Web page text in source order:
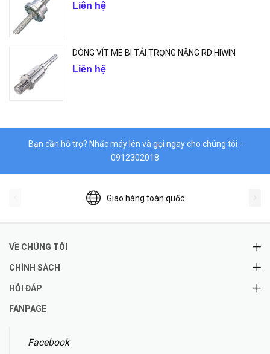
Liên hệ
DÒNG VÍT ME BI TẢI TRỌNG NẶNG RD HIWIN
Liên hệ
Bạn cần hỗ trợ? Nhấc máy lên và gọi ngay cho chúng tôi -
0912302018
Giao hàng toàn quốc
VỀ CHÚNG TÔI
CHÍNH SÁCH
HỎI ĐÁP
FANPAGE
Facebook